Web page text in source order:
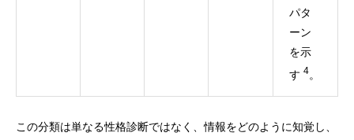
パタ
ーン
を示
す 4。
この分類は単なる性格診断ではなく、情報をどのように知覚し、